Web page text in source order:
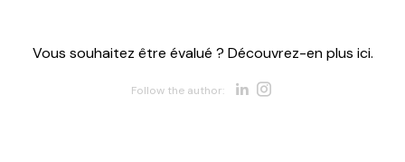
Vous souhaitez être évalué ? Découvrez-en plus ici.
Follow the author: Opens new